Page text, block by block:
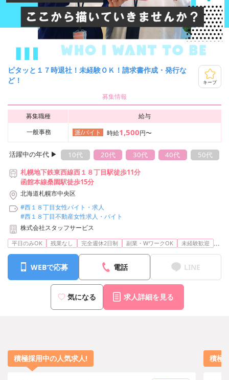
ピタッと１７時退社！未経験ＯＫ！請求書作成・発行な
ど！
キープ
募集情報
募集職種
給与
一般事務
派/バイト 時給1,500円〜
活躍中の年代 ▶︎ 10代 20代 30代 40代
50代
札幌地下鉄東西線西１８丁目駅徒歩11分
函館本線桑園駅徒歩15分
北海道札幌市中央区
#西１８丁目女性バイト・求人
#西１８丁目不動産女性求人・バイト
株式会社スタッフサービス
平日のみOK 残業なし 完全週休2日制 副業・WワークOK 未経験歓迎 ...
WEBで応募 電話 LINE
気になる 求人詳細を見る
積極採用中の人気求人! 積極